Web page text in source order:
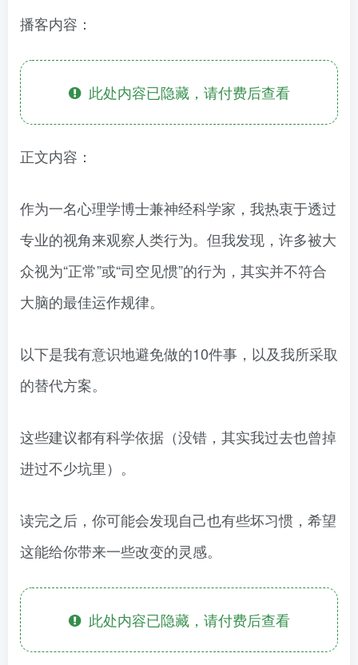
播客内容：
此处内容已隐藏，请付费后查看
正文内容：
作为一名心理学博士兼神经科学家，我热衷于透过
专业的视角来观察人类行为。但我发现，许多被大
众视为“正常”或“司空见惯”的行为，其实并不符合
大脑的最佳运作规律。
以下是我有意识地避免做的10件事，以及我所采取
的替代方案。
这些建议都有科学依据（没错，其实我过去也曾掉
进过不少坑里）。
读完之后，你可能会发现自己也有些坏习惯，希望
这能给你带来一些改变的灵感。
此处内容已隐藏，请付费后查看